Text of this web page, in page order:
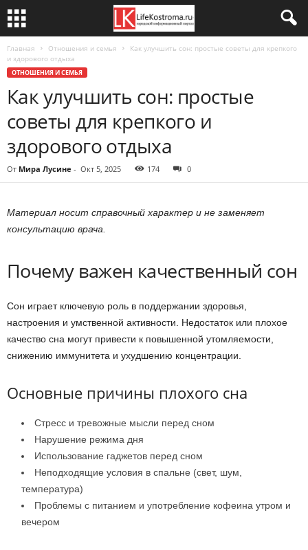
Главная Отношения и семья
Как улучшить сон: простые советы для крепкого
и здорового отдыха
ОТНОШЕНИЯ И СЕМЬЯ
Как улучшить сон: простые
советы для крепкого и
здорового отдыха
От Мира Лусине - Окт 5, 2025 174 0
Материал носит справочный характер и не заменяет
консультацию врача.
Почему важен качественный сон
Сон играет ключевую роль в поддержании здоровья,
настроения и умственной активности. Недостаток или плохое
качество сна могут привести к повышенной утомляемости,
снижению иммунитета и ухудшению концентрации.
Основные причины плохого сна
Стресс и тревожные мысли перед сном
Нарушение режима дня
Использование гаджетов перед сном
Неподходящие условия в спальне (свет, шум,
температура)
Проблемы с питанием и употребление кофеина утром и
вечером